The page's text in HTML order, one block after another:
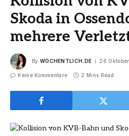
Skoda in
mehrere
By WOCHENTLICH.DE 26
Keine Kommentare 2 Mins Read